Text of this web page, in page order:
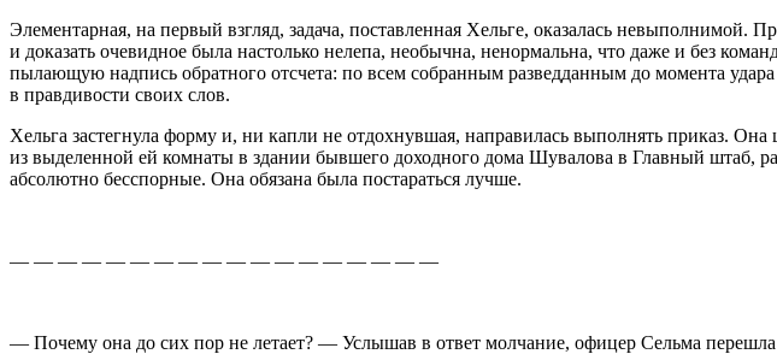
Элементарная, на первый взгляд, задача, поставленная Хельге, оказалась невыполнимой.
и доказать очевидное была настолько нелепа, необычна, ненормальна, что даже и без кома
пылающую надпись обратного отсчета: по всем собранным разведданным до момента
в правдивости своих слов.
Хельга застегнула форму и, ни капли не отдохнувшая, направилась выполнять приказ.
из выделенной ей комнаты в здании бывшего доходного дома Шувалова в Главный штаб,
абсолютно бесспорные. Она обязана была постараться лучше.
— — — — — — — — — — — — — — — — — —
— Почему она до сих пор не летает? — Услышав в ответ молчание, офицер Сельма